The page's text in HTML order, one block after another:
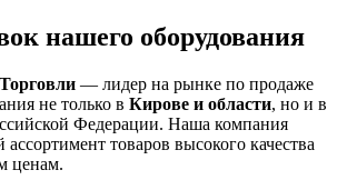
нашего оборудования
— лидер на рынке по продаже
не только в Кирове и области, но и в
Федерации. Наша компания
товаров высокого качества
ценам.